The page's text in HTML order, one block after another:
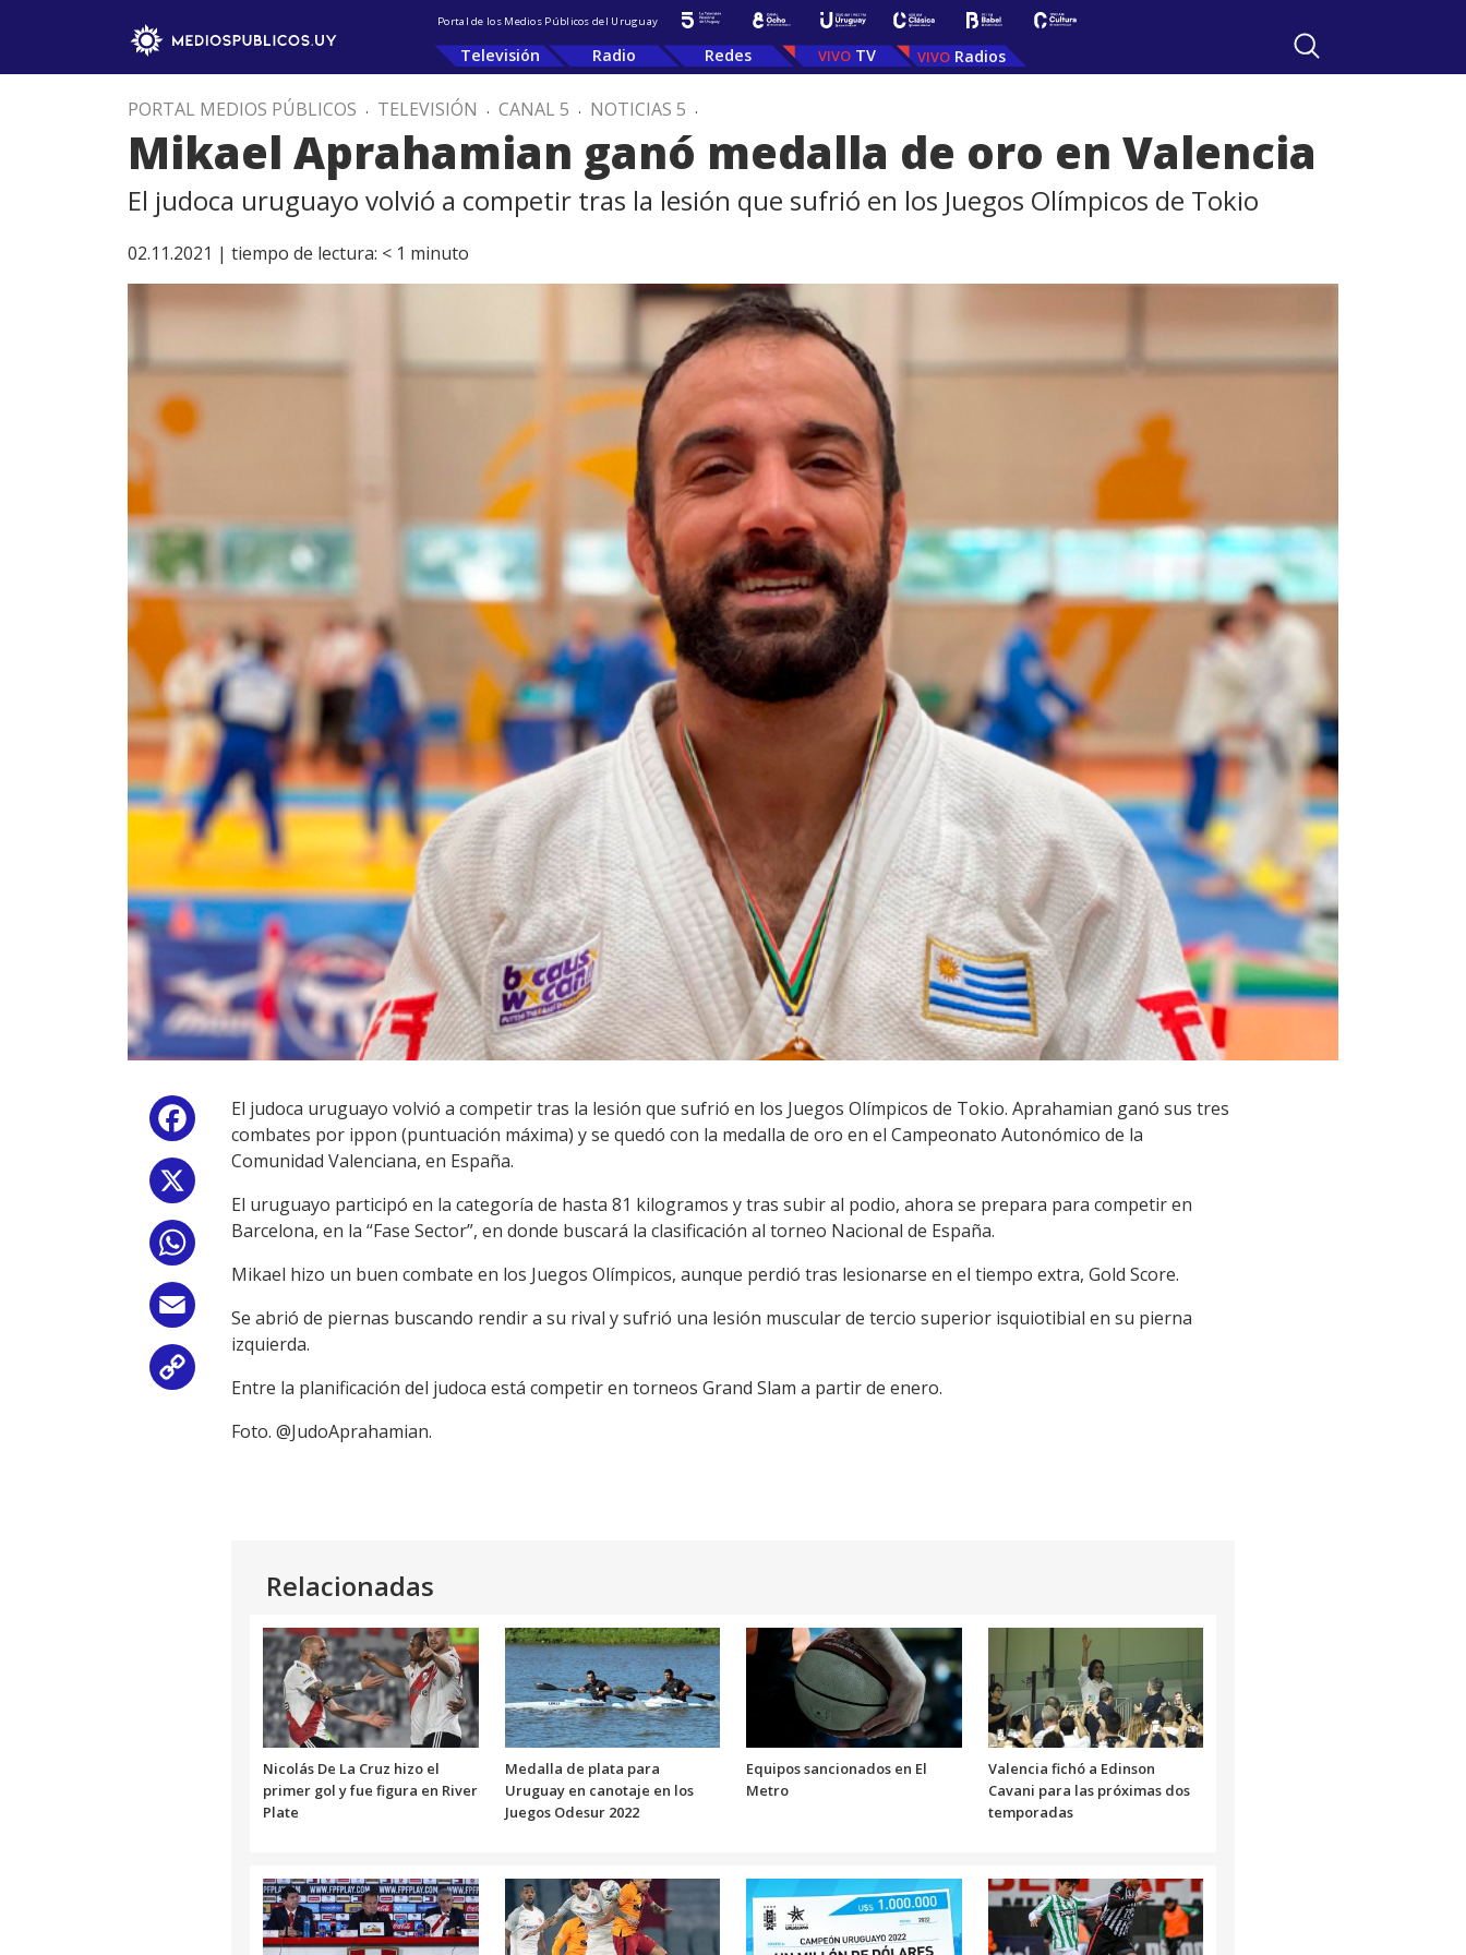
Portal de los Medios Públicos del Uruguay
Televisión Radio Redes TV Radios
PORTAL MEDIOS PÚBLICOS . TELEVISIÓN . CANAL 5 . NOTICIAS 5 .
Mikael Aprahamian ganó medalla de oro en Valencia
El judoca uruguayo volvió a competir tras la lesión que sufrió en los Juegos Olímpicos de Tokio
02.11.2021 | tiempo de lectura: < 1 minuto
Facebook
Email
El judoca uruguayo volvió a competir tras la lesión que sufrió en los Juegos Olímpicos de Tokio. Aprahamian ganó sus tres
combates por ippon (puntuación máxima) y se quedó con la medalla de oro en el Campeonato Autonómico de la
Comunidad Valenciana, en España.
El uruguayo participó en la categoría de hasta 81 kilogramos y tras subir al podio, ahora se prepara para competir en
Barcelona, en la “Fase Sector”, en donde buscará la clasificación al torneo Nacional de España.
Mikael hizo un buen combate en los Juegos Olímpicos, aunque perdió tras lesionarse en el tiempo extra, Gold Score.
Se abrió de piernas buscando rendir a su rival y sufrió una lesión muscular de tercio superior isquiotibial en su pierna
izquierda.
Entre la planificación del judoca está competir en torneos Grand Slam a partir de enero.
Foto. @JudoAprahamian.
Relacionadas
Nicolás De La Cruz hizo el
primer gol y fue figura en River
Plate
Medalla de plata para
Uruguay en canotaje en los
Juegos Odesur 2022
Equipos sancionados en El
Metro
Valencia fichó a Edinson
Cavani para las próximas dos
temporadas